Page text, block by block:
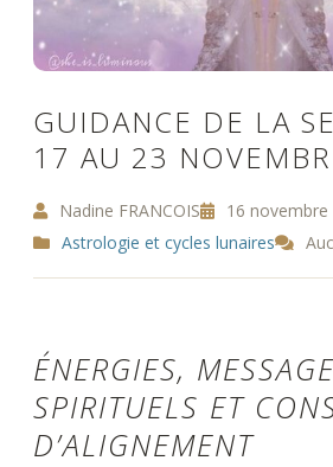
GUIDANCE DE LA
17 AU 23
Nadine FRANCOIS
16 novembre
Astrologie et cycles lunaires
ÉNERGIES,
SPIRITUELS ET
D’ALIGNEMENT